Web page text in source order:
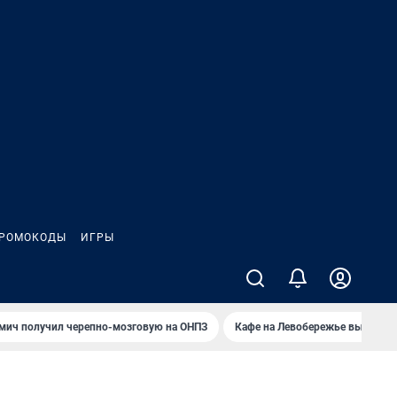
ИГРЫ
получил черепно-мозговую на ОНПЗ Кафе на Левобережье